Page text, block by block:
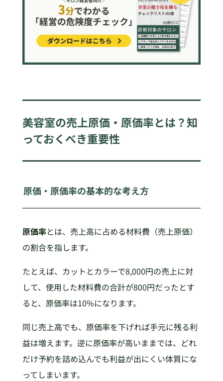
美容室の売上原価・原価率とは？知
っておくべき重要性
原価・原価率の基本的な考え方
原価率とは、売上高に占める材料費（売上原価）
の割合を指します。
たとえば、カットとカラーで8,000円の売上に対
して、使用した材料費の合計が800円だったとす
ると、原価率は10%になります。
同じ売上高でも、原価率を下げれば手元に残る利
益は増えます。逆に原価率が高いままでは、どれ
だけ予約を詰め込んでも利益が出にくい体質にな
ってしまいます。